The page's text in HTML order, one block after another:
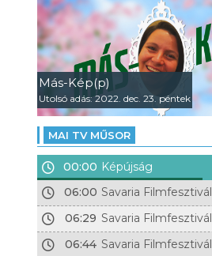
Más-Kép(p)
Utolsó adás: 2022. dec. 23. péntek
MAI TV MŰSOR
00:00 Képújság
06:00 Savaria Filmfesztivál
06:29 Savaria Filmfesztivál
06:44 Savaria Filmfesztivál